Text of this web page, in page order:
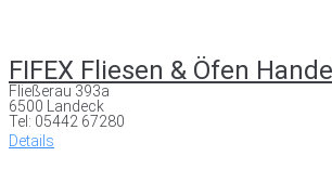
FIFEX Fliesen & Öfen
Fließerau 393a
6500 Landeck
Tel: 05442 67280
Details